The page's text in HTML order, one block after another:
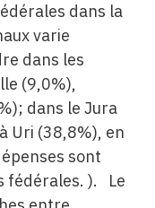
dans la
varie
dans les
(9,0%),
dans le Jura
Uri (38,8%), en
sont
fédérales. ). Le